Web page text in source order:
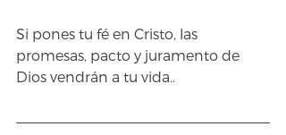
Si pones tu fé en Cristo, las
promesas, pacto y juramento de
Dios vendrán a tu vida..